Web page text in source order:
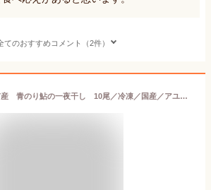
てのおすすめコメント（2件）
高知県四万十市産 青のり鮎の一夜干し 10尾／冷凍／国産／アユ／あゆ／こうち／干物